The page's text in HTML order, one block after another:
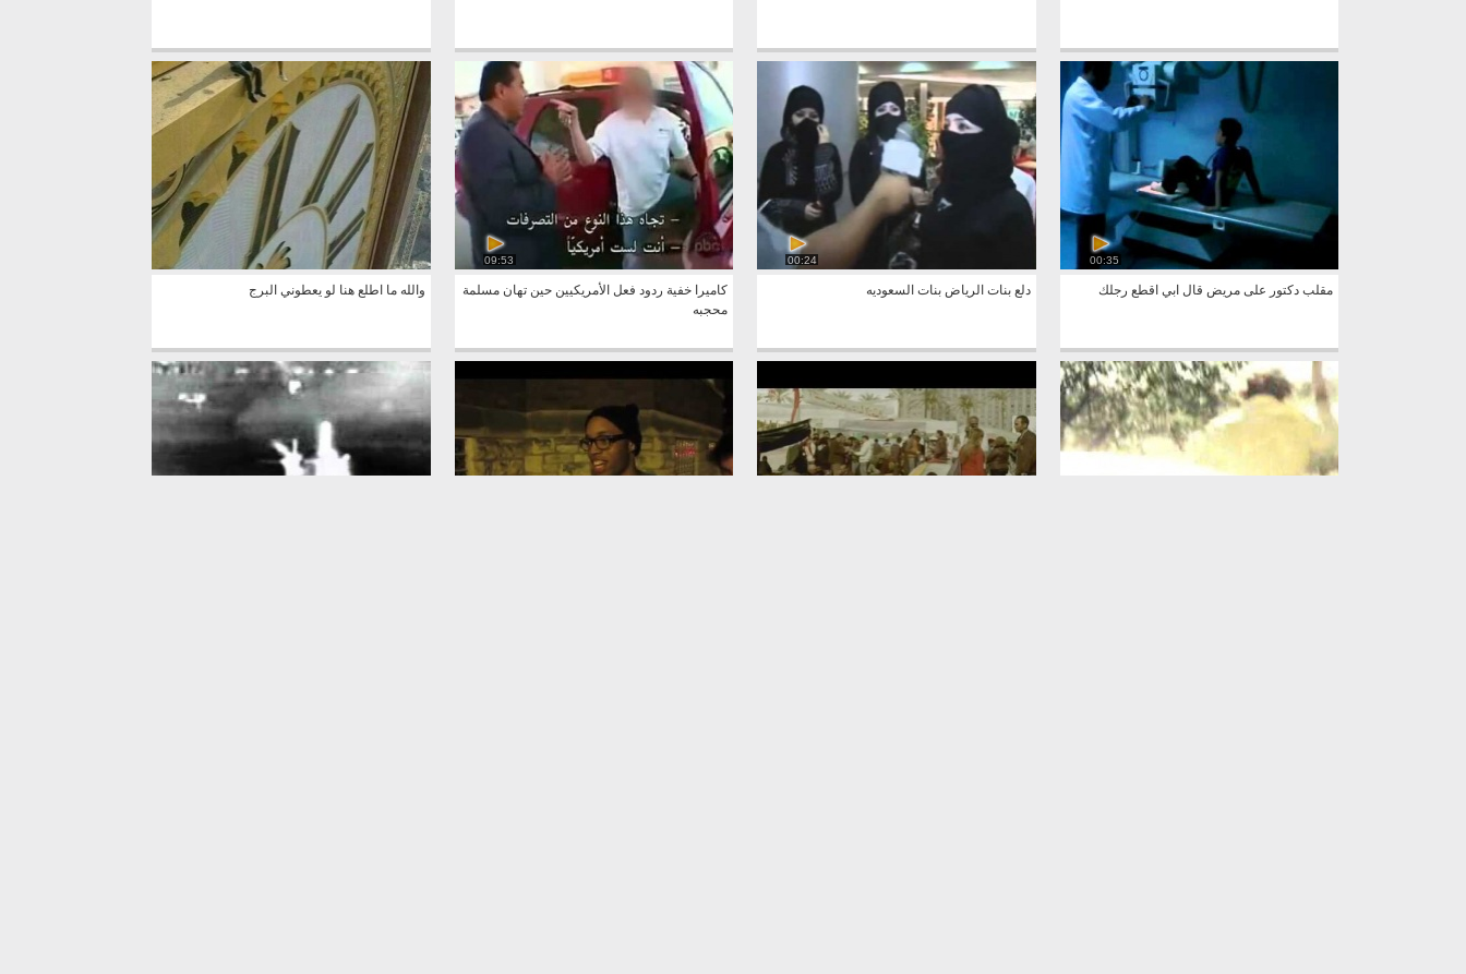
00:35
مقلب دكتور على مريض قال ابي اقطع رجلك
00:24
دلع بنات الرياض بنات السعوديه
09:53
كاميرا خفية ردود فعل الأمريكيين حين تهان مسلمة
محجبه
والله ما اطلع هنا لو يعطوني البرج